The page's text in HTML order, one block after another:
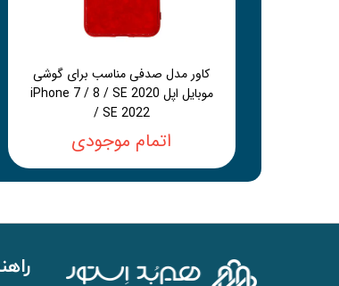
کاور مدل صدفی مناسب برای گوشی
موبایل اپل iPhone 7 / 8 / SE 2020
/ SE 2022
اتمام موجودی